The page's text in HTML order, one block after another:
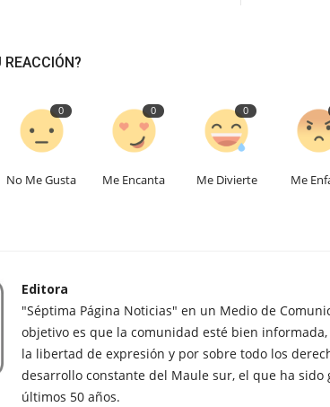
0
No Me Gusta
0
Me Encanta
0
Me Divierte Me
Editora
"Séptima Página Noticias" en un Medio de
objetivo es que la comunidad esté bien
la libertad de expresión y por sobre todo los
desarrollo constante del Maule sur, el que ha
últimos 50 años.